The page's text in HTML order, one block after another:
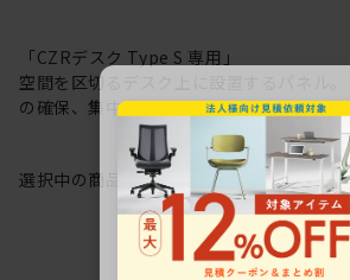
「CZRデスク Type S 専用」
空間を区切るデスク上に設置するパネル
の確保、集中力の向上に。
選択中の商品情報注意事項